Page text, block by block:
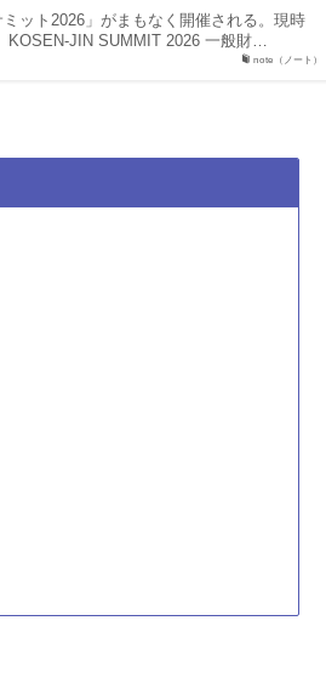
note（ノート）
ット2026」がまもなく開催される。現時
KOSEN-JIN SUMMIT 2026 一般財…